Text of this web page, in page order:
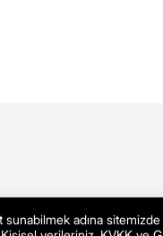
adına sitemizde